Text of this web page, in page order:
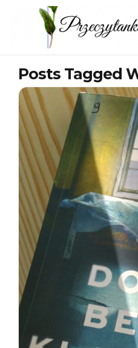
Posts Tagged